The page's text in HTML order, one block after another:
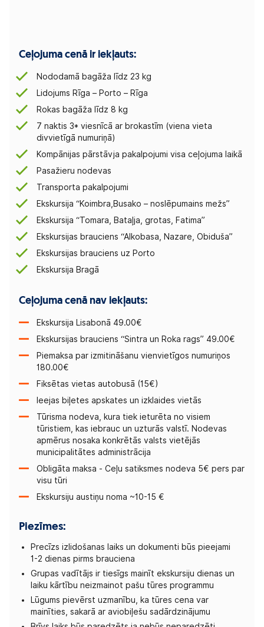
Ceļojuma cenā ir iekļauts:
Nododamā bagāža līdz 23 kg
Lidojums Rīga – Porto – Rīga
Rokas bagāža līdz 8 kg
7 naktis 3* viesnīcā ar brokastīm (viena vieta
divvietīgā numuriņā)
Kompānijas pārstāvja pakalpojumi visa ceļojuma laikā
Pasažieru nodevas
Transporta pakalpojumi
Ekskursija “Koimbra,Busako – noslēpumains mežs”
Ekskursija “Tomara, Bataļja, grotas, Fatima”
Ekskursijas brauciens “Alkobasa, Nazare, Obiduša”
Ekskursijas brauciens uz Porto
Ekskursija Bragā
Ceļojuma cenā nav iekļauts:
Ekskursija Lisabonā 49.00€
Ekskursijas brauciens “Sintra un Roka rags” 49.00€
Piemaksa par izmitināšanu vienvietīgos numuriņos
180.00€
Fiksētas vietas autobusā (15€)
Ieejas biļetes apskates un izklaides vietās
Tūrisma nodeva, kura tiek ieturēta no visiem
tūristiem, kas iebrauc un uzturās valstī. Nodevas
apmērus nosaka konkrētās valsts vietējās
municipalitātes administrācija
Obligāta maksa - Ceļu satiksmes nodeva 5€ pers par
visu tūri
Ekskursiju austiņu noma ~10-15 €
Piezīmes:
Precīzs izlidošanas laiks un dokumenti būs pieejami
1-2 dienas pirms brauciena
Grupas vadītājs ir tiesīgs mainīt ekskursiju dienas un
laiku kārtību neizmainot pašu tūres programmu
Lūgums pievērst uzmanību, ka tūres cena var
mainīties, sakarā ar aviobiļešu sadārdzinājumu